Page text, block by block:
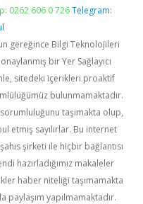
0262 606 0 726 Telegram:
gereğince Bilgi Teknolojileri
bir Yer Sağlayıcı
sitedeki içerikleri proaktif
bulunmamaktadır.
taşımakta olup,
etmiş sayılırlar. Bu internet
şirketi ile hiçbir bağlantısı
hazırladığımız makaleler
haber niteliği taşımamakta
paylaşım yapılmamaktadır.